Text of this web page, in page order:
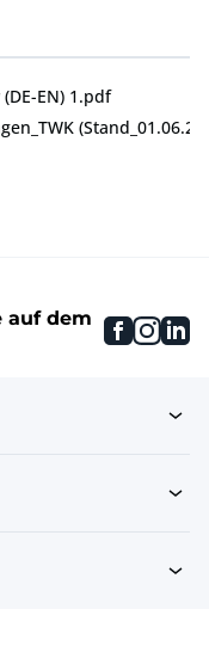
EN) 1.pdf
auf dem